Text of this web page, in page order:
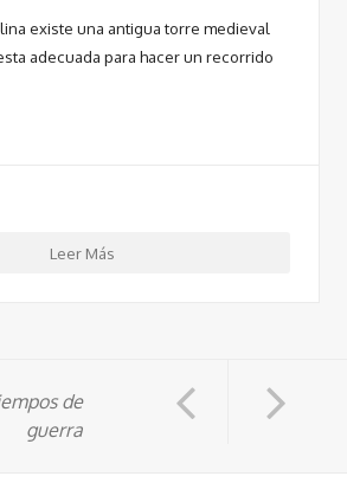
existe una antigua torre medieval
adecuada para hacer un recorrido
Leer Más
de
guerra